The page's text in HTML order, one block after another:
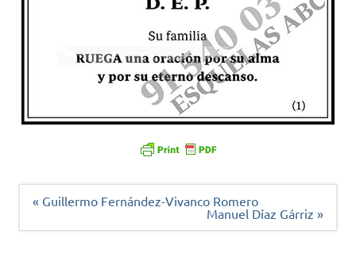
Navegación
« Guillermo Fernández-Vivanco Romero
Manuel Díaz Gárriz »